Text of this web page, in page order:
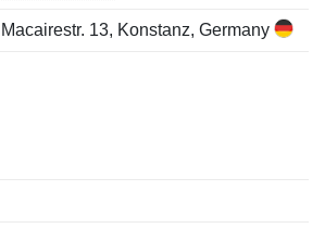
Macairestr. 13, Konstanz, Germany